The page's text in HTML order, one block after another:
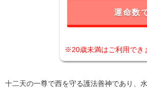
運命数
※20歳未満はご利用でき
十二天の一尊で西を守る護法善神であり、